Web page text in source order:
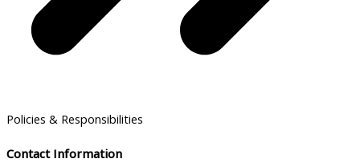
Policies & Responsibilities
Contact Information